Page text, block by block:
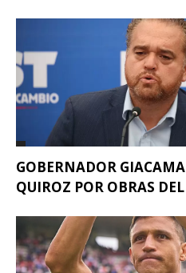
GOBERNADOR
QUIROZ POR OBRAS